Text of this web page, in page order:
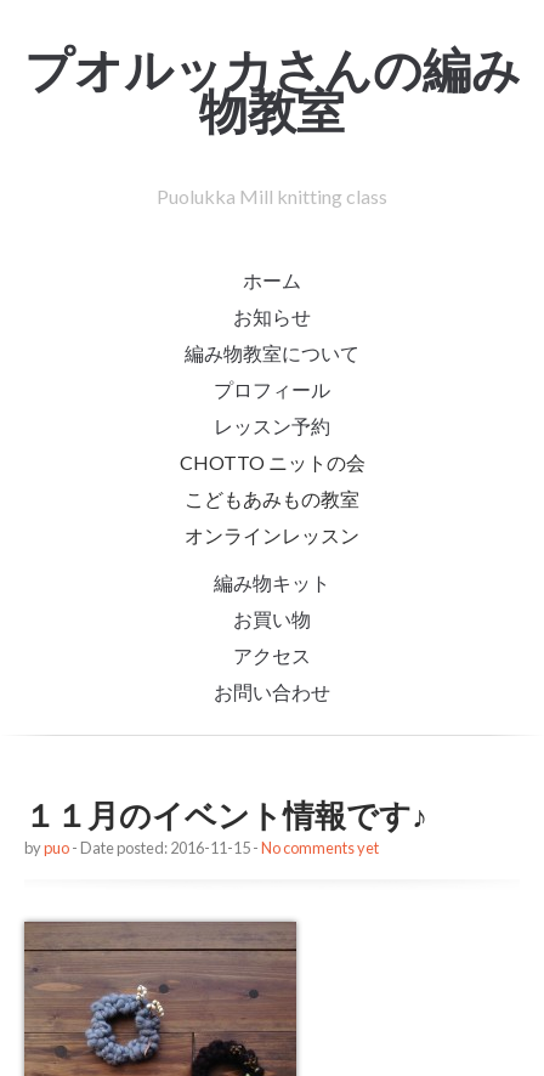
プオルッカさんの編み
物教室
Puolukka Mill knitting class
ホーム
お知らせ
編み物教室について
プロフィール
レッスン予約
CHOTTO ニットの会
こどもあみもの教室
オンラインレッスン
編み物キット
お買い物
アクセス
お問い合わせ
１１月のイベント情報です♪
bypuo- Date posted: 2016-11-15 -No comments yet